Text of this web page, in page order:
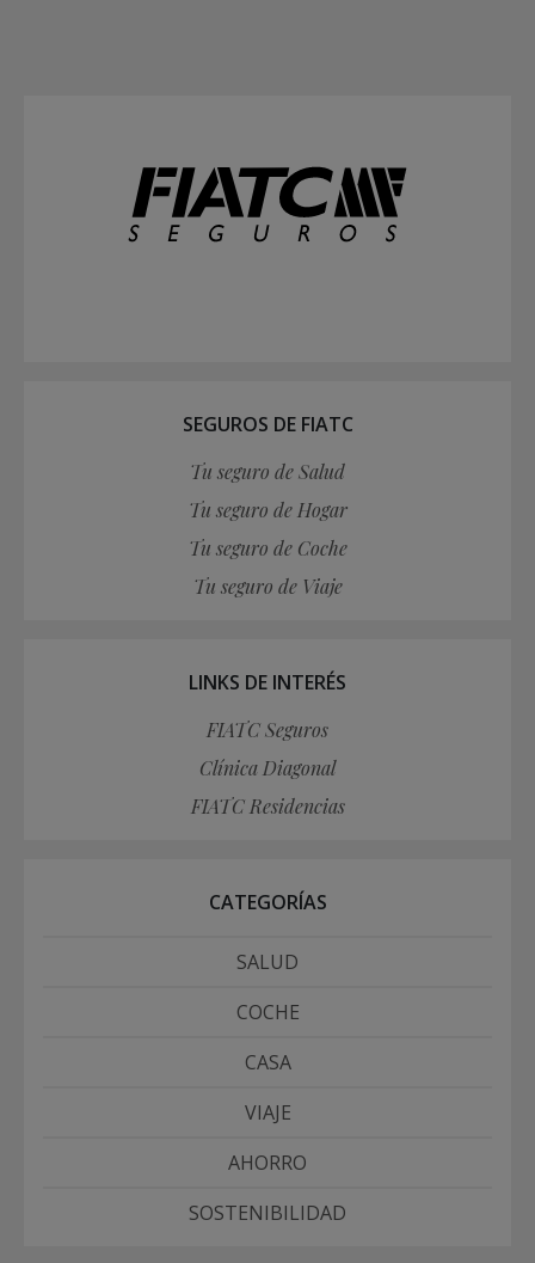
SEGUROS DE FIATC
Tu seguro de Salud
Tu seguro de Hogar
Tu seguro de Coche
Tu seguro de Viaje
LINKS DE INTERÉS
FIATC Seguros
Clínica Diagonal
FIATC Residencias
CATEGORÍAS
SALUD
COCHE
CASA
VIAJE
AHORRO
SOSTENIBILIDAD